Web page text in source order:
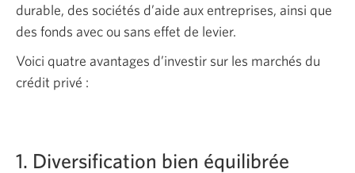
durable, des sociétés d’aide aux entreprises, ainsi que
des fonds avec ou sans effet de levier.
Voici quatre avantages d’investir sur les marchés du
crédit privé :
1. Diversification bien équilibrée